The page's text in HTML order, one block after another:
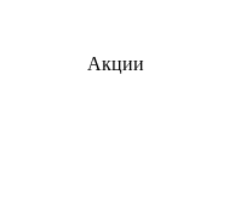
Акции